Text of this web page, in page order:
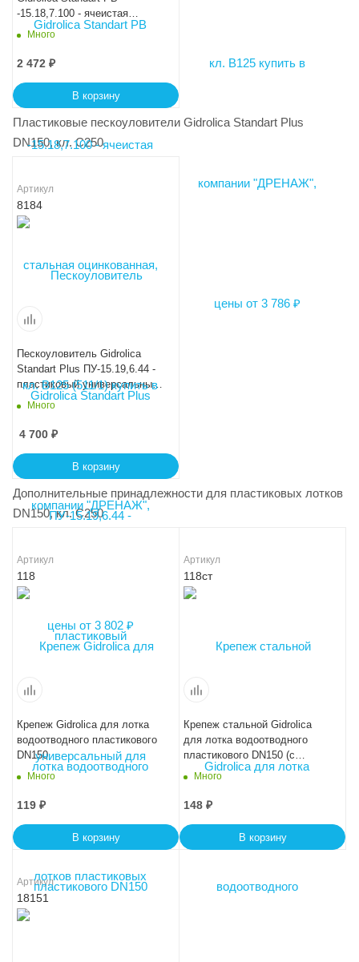
-15.18,7.100 - ячеистая
стальная оцинкованная, кл.
Много
2 472 ₽
В корзину
Пластиковые пескоуловители Gidrolica Standart Plus
DN150, кл. C250
Артикул
8184
Пескоуловитель Gidrolica
Standart Plus ПУ-15.19,6.44 -
пластиковый универсальный
для лотков пластиковых
Много
4 700 ₽
В корзину
Дополнительные принадлежности для пластиковых лотков
DN150, кл. C250
Артикул
118
Крепеж Gidrolica для лотка
водоотводного пластикового
DN150
Много
119 ₽
В корзину
Артикул
118ст
Крепеж стальной Gidrolica
для лотка водоотводного
пластикового DN150 (с
болтом 8х50)
Много
148 ₽
В корзину
Артикул
18151